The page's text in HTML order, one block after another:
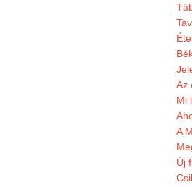
Az
Mi
A
Új